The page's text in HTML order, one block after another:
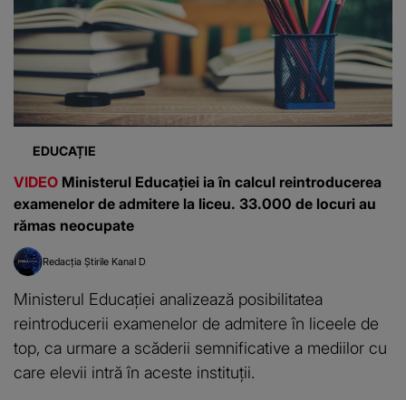
EDUCAȚIE
VIDEO Ministerul Educației ia în calcul reintroducerea
examenelor de admitere la liceu. 33.000 de locuri au
rămas neocupate
Redacția Știrile Kanal D
Ministerul Educației analizează posibilitatea
reintroducerii examenelor de admitere în liceele de
top, ca urmare a scăderii semnificative a mediilor cu
care elevii intră în aceste instituții.